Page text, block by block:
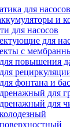
для насосов
и
для насосов
для
с
повышения
фонтана и
для
для